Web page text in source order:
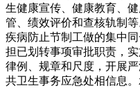
生健康宣传、健康教育、
管、绩效评价和查核轨制
疾病防止节制工做的集中
担已划转事项审批职责，
律例、规章和尺度，开展
共卫生事务应急处相信息